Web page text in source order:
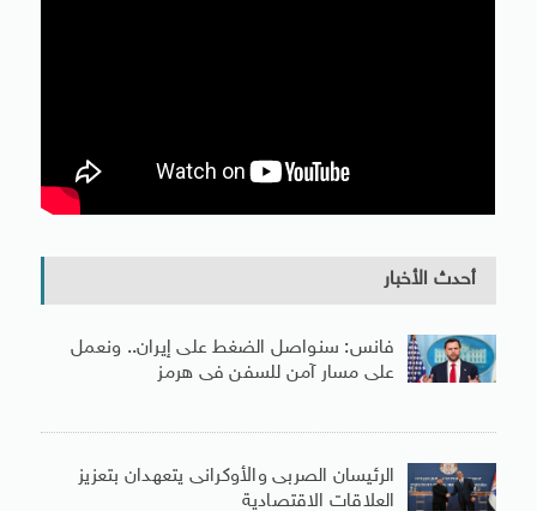
أحدث الأخبار
فانس: سنواصل الضغط على إيران.. ونعمل
على مسار آمن للسفن فى هرمز
الرئيسان الصربى والأوكرانى يتعهدان بتعزيز
العلاقات الاقتصادية